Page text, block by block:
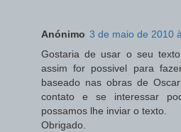
Anónimo 3 de maio de 2010
Gostaria de usar o seu
assim for possivel para
baseado nas obras de
contato e se interessar
possamos lhe inviar o texto.
Obrigado.